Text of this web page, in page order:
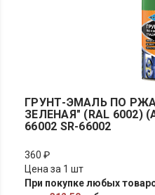
ГРУНТ-ЭМАЛЬ ПО
ЗЕЛЕНАЯ" (RAL 6002)
66002 SR-66002
360 ₽
Цена за 1 шт
При покупке любых